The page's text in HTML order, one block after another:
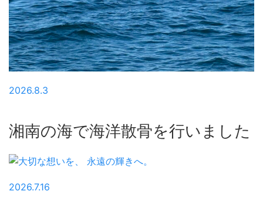
2026.8.3
湘南の海で海洋散骨を行いました
2026.7.16